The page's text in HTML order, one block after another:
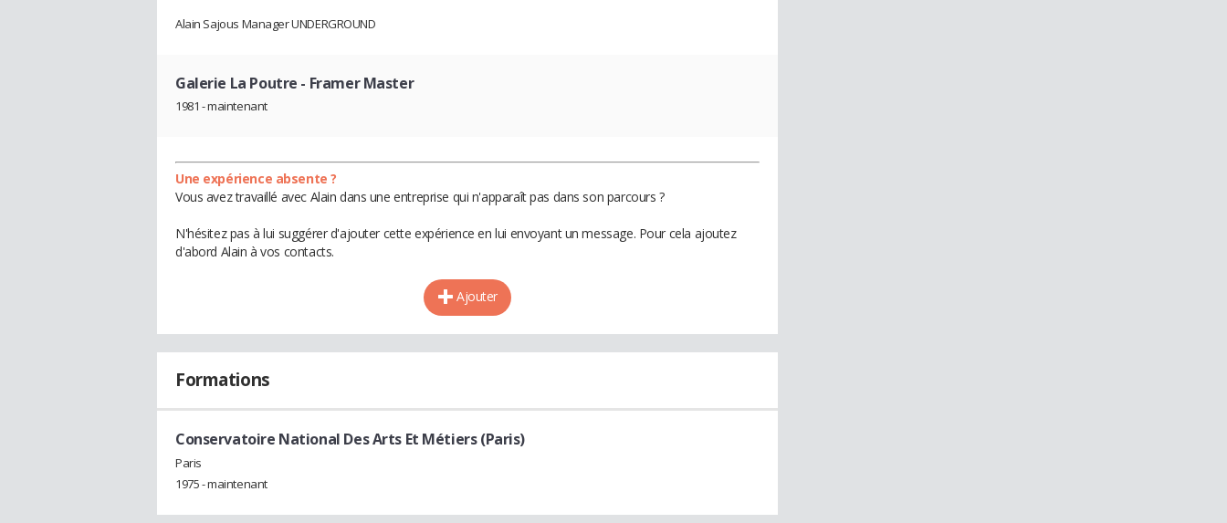
Alain Sajous Manager UNDERGROUND
Galerie La Poutre - Framer Master
1981 - maintenant
Une expérience absente ?
Vous avez travaillé avec Alain dans une entreprise qui n'apparaît pas dans son parcours ?
N'hésitez pas à lui suggérer d'ajouter cette expérience en lui envoyant un message. Pour cela ajoutez
d'abord Alain à vos contacts.
Ajouter
Formations
Conservatoire National Des Arts Et Métiers (Paris)
Paris
1975 - maintenant